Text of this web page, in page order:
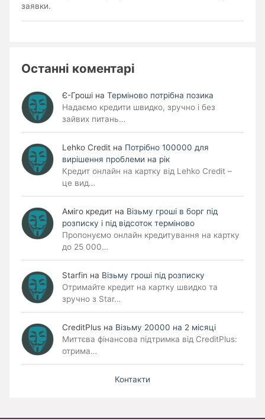
заявки.
Останні коментарі
Є-Гроші на Терміново потрібна позика
Надаємо кредити швидко, зручно і без
зайвих питань…
Lehko Сredit на Потрібно 100000 для
вирішення проблеми на рік
Кредит онлайн на картку від Lehko Credit –
це вид…
Аміго кредит на Візьму гроші в борг під
розписку і під відсоток терміново
Пропонуємо онлайн кредитування на картку
до 25 000…
Starfin на Візьму гроші під розписку
Отримайте кредит на картку швидко та
зручно з Star…
CreditPlus на Візьму 20000 на 2 місяці
Миттєва фінансова підтримка від CreditPlus:
отрима…
Контакти